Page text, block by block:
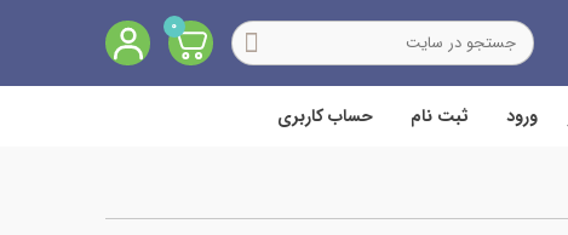
0
ورود ثبت نام حساب کاربری